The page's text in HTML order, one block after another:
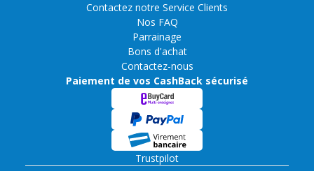
Contactez notre Service Clients
Nos FAQ
Parrainage
Bons d'achat
Contactez-nous
Paiement de vos CashBack sécurisé
Trustpilot